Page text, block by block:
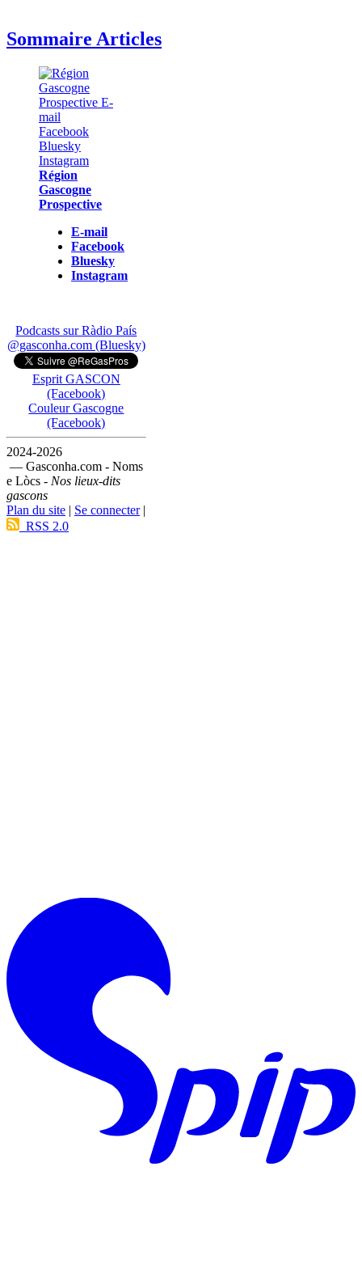
Sommaire Articles
Région
Gascogne
Prospective
E-mail
Facebook
Bluesky
Instagram
Podcasts sur Ràdio País
@gasconha.com (Bluesky)
Esprit GASCON
(Facebook)
Couleur Gascogne
(Facebook)
2024-2026
— Gasconha.com - Noms
e Lòcs - Nos lieux-dits
gascons
Plan du site | Se connecter|
RSS 2.0